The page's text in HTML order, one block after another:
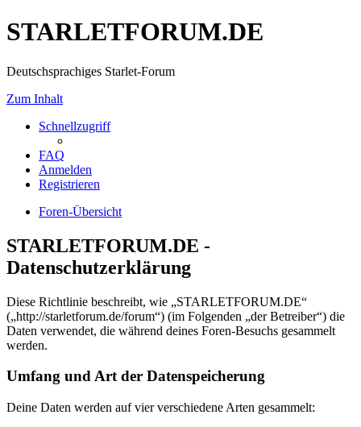
STARLETFORUM.DE
Deutschsprachiges Starlet-Forum
Zum Inhalt
Schnellzugriff
FAQ
Anmelden
Registrieren
Foren-Übersicht
STARLETFORUM.DE -
Datenschutzerklärung
Diese Richtlinie beschreibt, wie „STARLETFORUM.DE“
(„http://starletforum.de/forum“) (im Folgenden „der Betreiber“) die
Daten verwendet, die während deines Foren-Besuchs gesammelt
werden.
Umfang und Art der Datenspeicherung
Deine Daten werden auf vier verschiedene Arten gesammelt: